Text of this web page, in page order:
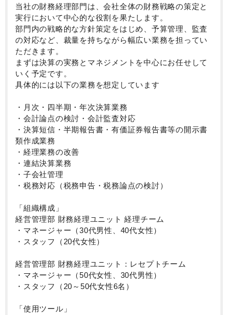
当社の財務経理部門は、会社全体の財務戦略の策定と
実行において中心的な役割を果たします。
部門内の戦略的な方針策定をはじめ、予算管理、監査
の対応など、裁量を持ちながら幅広い業務を担ってい
ただきます。
まずは決算の実務とマネジメントを中心にお任せして
いく予定です。
具体的には以下の業務を想定しています
・月次・四半期・年次決算業務
・会計論点の検討・会計監査対応
・決算短信・半期報告書・有価証券報告書等の開示書
類作成業務
・経理業務の改善
・連結決算業務
・子会社管理
・税務対応（税務申告・税務論点の検討）
「組織構成」
経営管理部 財務経理ユニット 経理チーム
・マネージャー（30代男性、40代女性）
・スタッフ（20代女性）
経営管理部 財務経理ユニット：レセプトチーム
・マネージャー（50代女性、30代男性）
・スタッフ（20～50代女性6名）
「使用ツール」